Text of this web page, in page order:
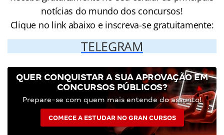
notícias do mundo dos concursos!
Clique no link abaixo e inscreva-se gratuitamente:
TELEGRAM
QUER CONQUISTAR A SUA APROVAÇÃO EM
CONCURSOS PÚBLICOS?
Prepare-se com quem mais entende do assunto!
COMECE A ESTUDAR NO GRAN CURSOS